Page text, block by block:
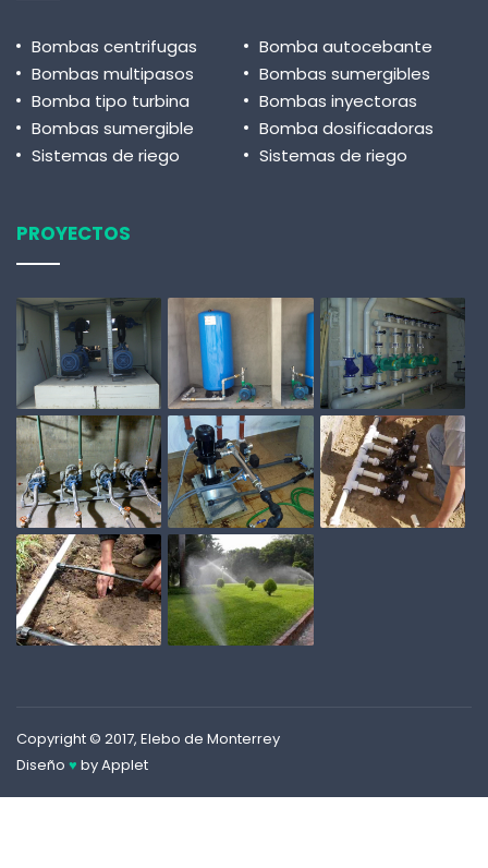
Bombas centrifugas
Bomba autocebante
Bombas multipasos
Bombas sumergibles
Bomba tipo turbina
Bombas inyectoras
Bombas sumergible
Bomba dosificadoras
Sistemas de riego
Sistemas de riego
PROYECTOS
Copyright © 2017, Elebo de Monterrey
Diseño ♥ byApplet